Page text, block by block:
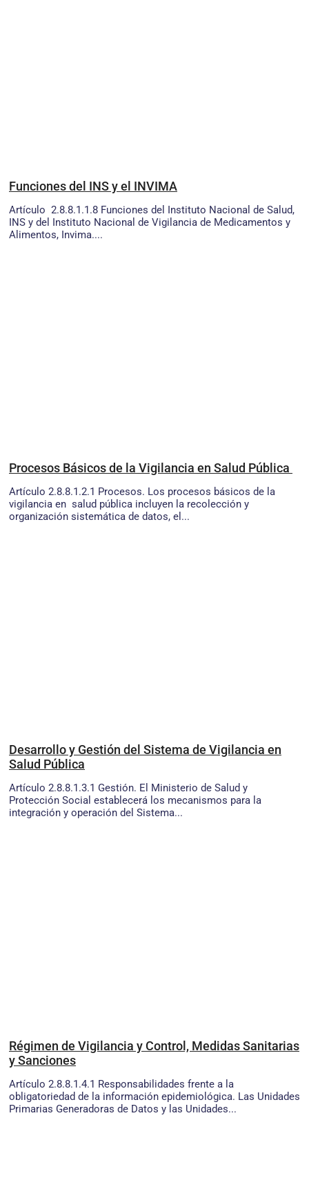
Funciones del INS y el INVIMA
Artículo 2.8.8.1.1.8 Funciones del Instituto Nacional de Salud,
INS y del Instituto Nacional de Vigilancia de Medicamentos y
Alimentos, Invima....
Procesos Básicos de la Vigilancia en Salud Pública
Artículo 2.8.8.1.2.1 Procesos. Los procesos básicos de la
vigilancia en salud pública incluyen la recolección y
organización sistemática de datos, el...
Desarrollo y Gestión del Sistema de Vigilancia en
Salud Pública
Artículo 2.8.8.1.3.1 Gestión. El Ministerio de Salud y
Protección Social establecerá los mecanismos para la
integración y operación del Sistema...
Régimen de Vigilancia y Control, Medidas Sanitarias
y Sanciones
Artículo 2.8.8.1.4.1 Responsabilidades frente a la
obligatoriedad de la información epidemiológica. Las Unidades
Primarias Generadoras de Datos y las Unidades...